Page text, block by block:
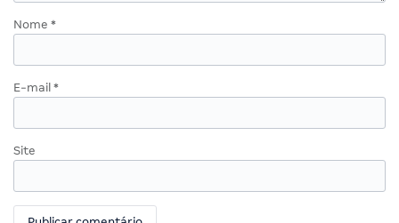
Nome *
E-mail *
Site